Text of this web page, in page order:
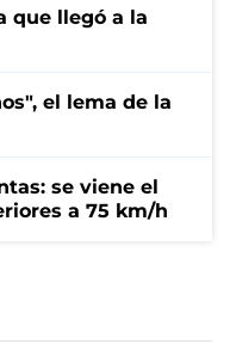
que llegó a la
el lema de la
se viene el
a 75 km/h